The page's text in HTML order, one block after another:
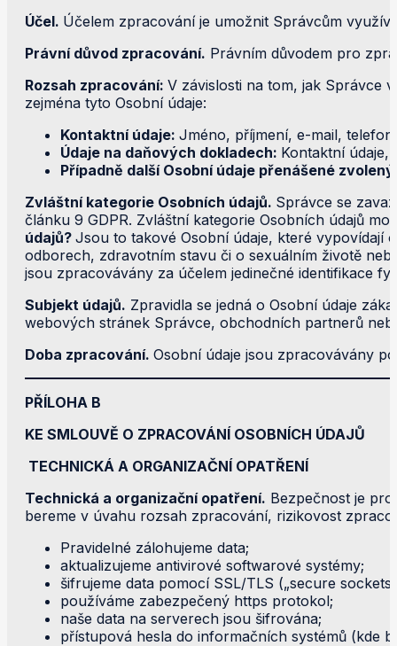
Účel. Účelem zpracování je umožnit Správcům
Právní důvod zpracování. Právním důvodem pro
Rozsah zpracování: V závislosti na tom, jak Správce
zejména tyto Osobní údaje:
Kontaktní údaje: Jméno, příjmení, e-mail,
Údaje na daňových dokladech: Kontaktní
Případně další Osobní údaje přenášené
Zvláštní kategorie Osobních údajů. Správce se
článku 9 GDPR. Zvláštní kategorie Osobních údajů
údajů? Jsou to takové Osobní údaje, které vypovídají
odborech, zdravotním stavu či o sexuálním životě
jsou zpracovávány za účelem jedinečné identifikace
Subjekt údajů. Zpravidla se jedná o Osobní údaje
webových stránek Správce, obchodních partnerů
Doba zpracování. Osobní údaje jsou zpracovávány
PŘÍLOHA B
KE SMLOUVĚ O ZPRACOVÁNÍ OSOBNÍCH ÚDAJŮ
TECHNICKÁ A ORGANIZAČNÍ OPATŘENÍ
Technická a organizační opatření. Bezpečnost je
bereme v úvahu rozsah zpracování, rizikovost
Pravidelné zálohujeme data;
aktualizujeme antivirové softwarové systémy;
šifrujeme data pomocí SSL/TLS („secure
používáme zabezpečený https protokol;
naše data na serverech jsou šifrována;
přístupová hesla do informačních systémů (kde